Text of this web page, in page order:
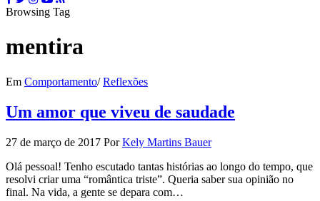
Browsing Tag
mentira
Em Comportamento/ Reflexões
Um amor que viveu de saudade
27 de março de 2017 Por Kely Martins Bauer
Olá pessoal! Tenho escutado tantas histórias ao longo do tempo, que
resolvi criar uma “romântica triste”. Queria saber sua opinião no
final. Na vida, a gente se depara com…